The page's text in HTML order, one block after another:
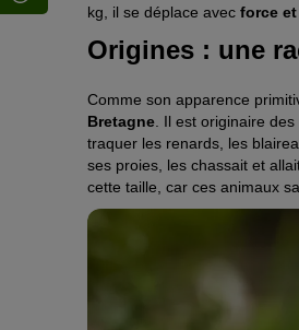
kg, il se déplace avec force
Origines : une
Comme son apparence
Bretagne. Il est originaire
traquer les renards, les
ses proies, les chassait et
cette taille, car ces animaux